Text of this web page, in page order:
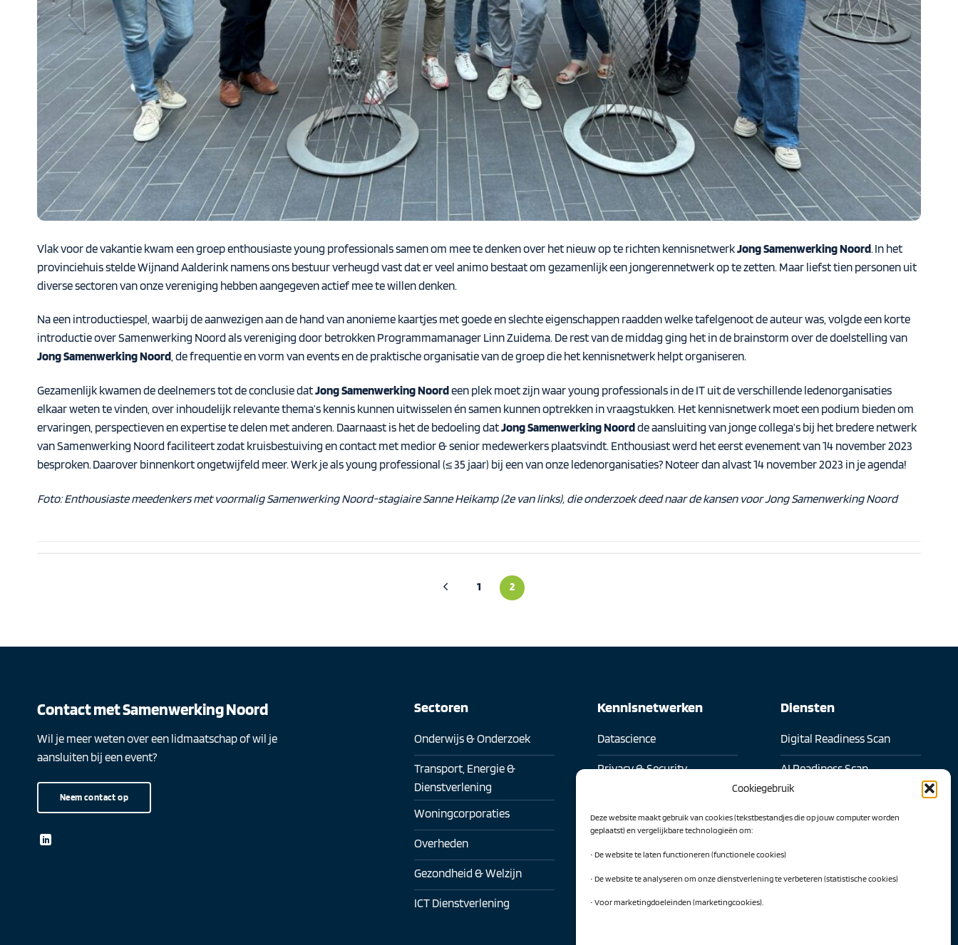
Cookiegebruik
Deze website maakt gebruik van cookies (tekstbestandjes die op jouw computer worden
geplaatst) en vergelijkbare technologieën om:
• De website te laten functioneren (functionele cookies)
• De website te analyseren om onze dienstverlening te verbeteren (statistische cookies)
• Voor marketingdoeleinden (marketingcookies).
Vlak voor de vakantie kwam een groep enthousiaste young professionals samen om mee te denken over het nieuw op te richten kennisnetwerkJong Samenwerking Noord. In het
provinciehuis stelde Wijnand Aalderink namens ons bestuur verheugd vast dat er veel animo bestaat om gezamenlijk een jongerennetwerk op te zetten. Maar liefst tien personen uit
diverse sectoren van onze vereniging hebben aangegeven actief mee te willen denken.
Na een introductiespel, waarbij de aanwezigen aan de hand van anonieme kaartjes met goede en slechte eigenschappen raadden welke tafelgenoot de auteur was, volgde een korte
introductie over Samenwerking Noord als vereniging door betrokken Programmamanager Linn Zuidema. De rest van de middag ging het in de brainstorm over de doelstelling van
Jong Samenwerking Noord, de frequentie en vorm van events en de praktische organisatie van de groep die het kennisnetwerk helpt organiseren.
Gezamenlijk kwamen de deelnemers tot de conclusie datJong Samenwerking Noordeen plek moet zijn waar young professionals in de IT uit de verschillende ledenorganisaties
elkaar weten te vinden, over inhoudelijk relevante thema’s kennis kunnen uitwisselen én samen kunnen optrekken in vraagstukken. Het kennisnetwerk moet een podium bieden om
ervaringen, perspectieven en expertise te delen met anderen. Daarnaast is het de bedoeling datJong Samenwerking Noordde aansluiting van jonge collega’s bij het bredere netwerk
van Samenwerking Noord faciliteert zodat kruisbestuiving en contact met medior & senior medewerkers plaatsvindt. Enthousiast werd het eerst evenement van 14 november 2023
besproken. Daarover binnenkort ongetwijfeld meer. Werk je als young professional (≤ 35 jaar) bij een van onze ledenorganisaties? Noteer dan alvast 14 november 2023 in je agenda!
Foto:Enthousiaste meedenkersmetvoormalig Samenwerking Noord-stagiaire SanneHeikamp(2evan links), die onderzoekdeed naar de kansen voorJong Samenwerking Noord
1 2
Contact met Samenwerking Noord
Wil je meer weten over een lidmaatschap of wil je
aansluiten bij een event?
Neem contact op
Sectoren
Onderwijs & Onderzoek
Transport, Energie &
Dienstverlening
Woningcorporaties
Overheden
Gezondheid & Welzijn
ICT Dienstverlening
Kennisnetwerken
Datascience
Privacy & Security
Digitale transformatie
Artificial Intelligence
Diensten
Digital Readiness Scan
AI Readiness Scan